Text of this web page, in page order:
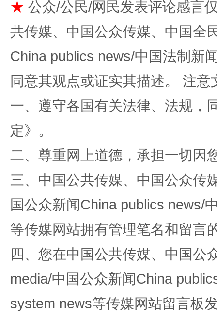
招工难、用工荒背后
网上购药对药下症？
★ 公众/公民/网民发表评论感言
共传媒、中国公众传媒、中国全
China publics news/中国法制新
同意其观点或证实其描述。 注
一、遵守各国有关法律、法规，
定》。
二、尊重网上道德，承担一切因
三、中国公共传媒、中国公众传
国公众新闻China publics news/
等传媒网站拥有管理笔名和留言
四、您在中国公共传媒、中国公
media/中国公众新闻China
system news等传媒网站留言板